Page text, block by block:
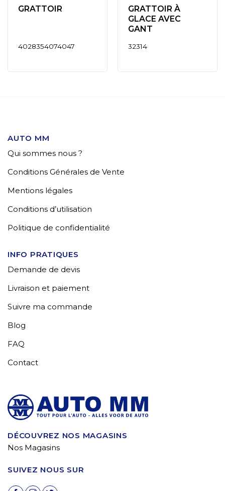
GRATTOIR
4028354074047
GRATTOIR À
GLACE AVEC
GANT
32314
AUTO MM
Qui sommes nous ?
Conditions Générales de Vente
Mentions légales
Conditions d’utilisation
Politique de confidentialité
INFO PRATIQUES
Demande de devis
Livraison et paiement
Suivre ma commande
Blog
FAQ
Contact
DÉCOUVREZ NOS MAGASINS
Nos Magasins
SUIVEZ NOUS SUR